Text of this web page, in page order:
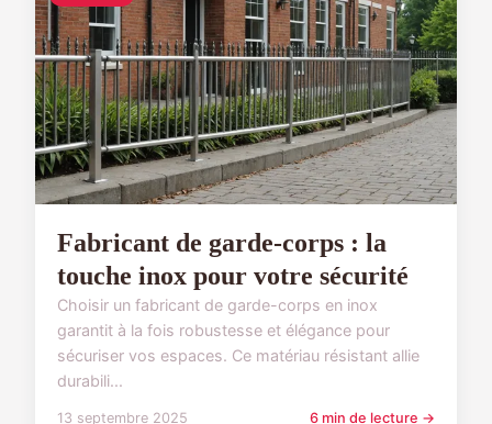
Fabricant de garde-corps : la
touche inox pour votre sécurité
Choisir un fabricant de garde-corps en inox
garantit à la fois robustesse et élégance pour
sécuriser vos espaces. Ce matériau résistant allie
durabili...
13 septembre 2025 6 min de lecture →